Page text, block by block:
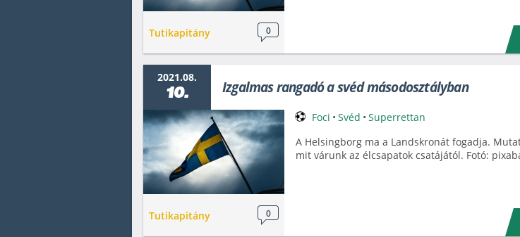
Tutikapitány 0
2021.08.
10. Izgalmas rangadó a svéd másodosztályban
Tutikapitány 0
Foci • Svéd • Superrettan
A Helsingborg ma a Landskronát fogadja.
mit várunk az élcsapatok csatájától. Fotó: